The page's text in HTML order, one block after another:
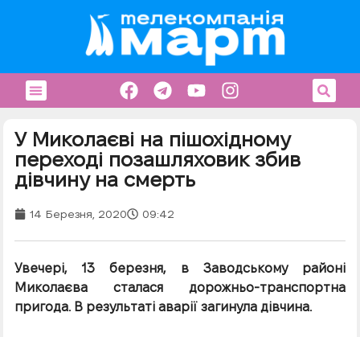
У Миколаєві на пішохідному
переході позашляховик збив
дівчину на смерть
14 Березня, 2020 09:42
Увечері, 13 березня, в Заводському районі
Миколаєва сталася дорожньо-транспортна
пригода. В результаті аварії загинула дівчина.